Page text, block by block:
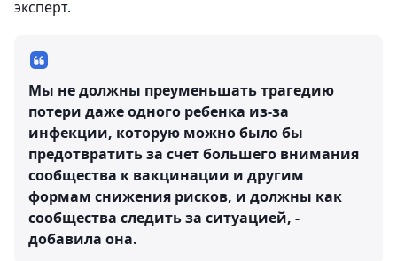
эксперт.
Мы не должны преуменьшать трагедию
потери даже одного ребенка из-за
инфекции, которую можно было бы
предотвратить за счет большего внимания
сообщества к вакцинации и другим
формам снижения рисков, и должны как
сообщества следить за ситуацией, -
добавила она.